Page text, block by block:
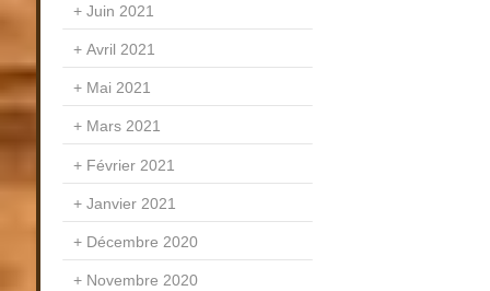
Juin 2021
Avril 2021
Mai 2021
Mars 2021
Février 2021
Janvier 2021
Décembre 2020
Novembre 2020